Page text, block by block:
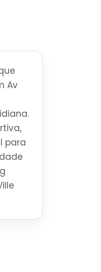
Av
para